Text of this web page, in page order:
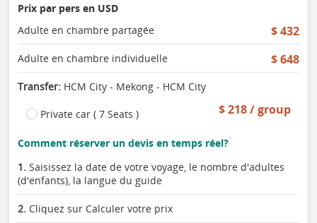
Prix par pers en USD
Adulte en chambre partagée
$ 432
Adulte en chambre individuelle $ 648
Transfer: HCM City - Mekong - HCM City
Private car ( 7 Seats ) $ 218 / group
Comment réserver un devis en temps réel?
1. Saisissez la date de votre voyage, le nombre d'adultes
(d'enfants), la langue du guide
2. Cliquez sur Calculer votre prix